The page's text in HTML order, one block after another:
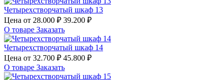
Четырехстворчатый шкаф 13
Цена от 28.000 ₽ 39.200 ₽
О товаре Заказать
Четырехстворчатый шкаф 14
Цена от 32.700 ₽ 45.800 ₽
О товаре Заказать